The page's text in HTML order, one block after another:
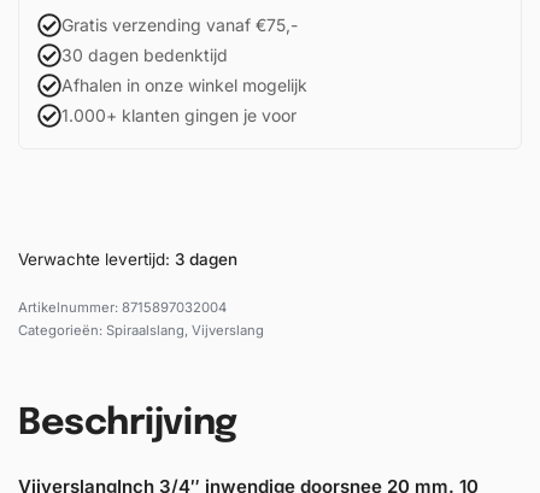
Gratis verzending vanaf €75,-
30 dagen bedenktijd
Afhalen in onze winkel mogelijk
1.000+ klanten gingen je voor
Verwachte levertijd: 3 dagen
8715897032004
Categorieën: Spiraalslang, Vijverslang
Beschrijving
VijverslangInch 3/4″ inwendige doorsnee 20 mm. 10